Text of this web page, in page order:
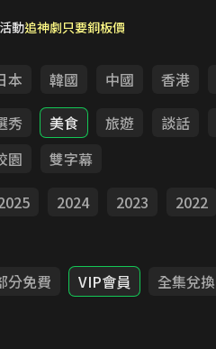
活動追神劇只要銅板價
本 韓國 中國 香港
秀 美食 旅遊 談話
園
雙字幕
2024 2023 2022
分免費 VIP會員 全集兌換